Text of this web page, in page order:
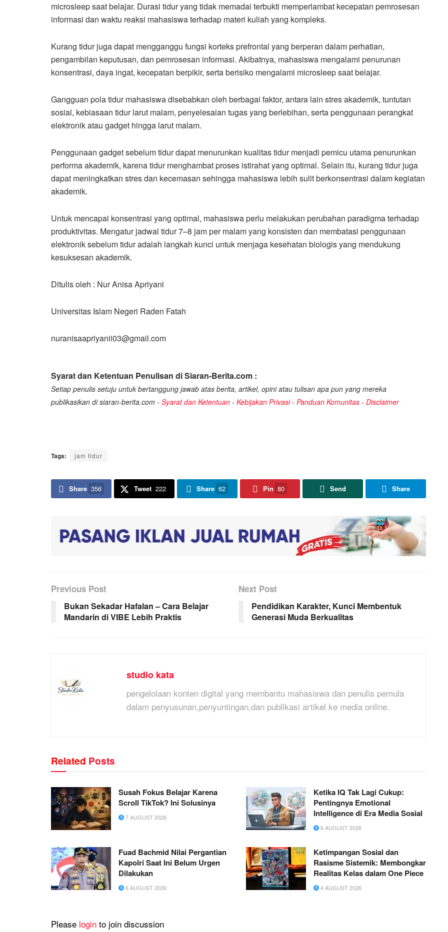
microsleep saat belajar. Durasi tidur yang tidak memadai terbukti memperlambat kecepatan pemrosesan
informasi dan waktu reaksi mahasiswa terhadap materi kuliah yang kompleks.
Kurang tidur juga dapat mengganggu fungsi korteks prefrontal yang berperan dalam perhatian,
pengambilan keputusan, dan pemrosesan informasi. Akibatnya, mahasiswa mengalami penurunan
konsentrasi, daya ingat, kecepatan berpikir, serta berisiko mengalami microsleep saat belajar.
Gangguan pola tidur mahasiswa disebabkan oleh berbagai faktor, antara lain stres akademik, tuntutan
sosial, kebiasaan tidur larut malam, penyelesaian tugas yang berlebihan, serta penggunaan perangkat
elektronik atau gadget hingga larut malam.
Penggunaan gadget sebelum tidur dapat menurunkan kualitas tidur menjadi pemicu utama penurunkan
performa akademik, karena tidur menghambat proses istirahat yang optimal. Selain itu, kurang tidur juga
dapat meningkatkan stres dan kecemasan sehingga mahasiswa lebih sulit berkonsentrasi dalam kegiatan
akademik.
Untuk mencapai konsentrasi yang optimal, mahasiswa perlu melakukan perubahan paradigma terhadap
produktivitas. Mengatur jadwal tidur 7–8 jam per malam yang konsisten dan membatasi penggunaan
elektronik sebelum tidur adalah langkah kunci untuk menjaga kesehatan biologis yang mendukung
kesuksesan akademik.
Ditulis oleh : Nur Anisa Apriyani
Universitas Islam Negeri Raden Fatah
nuranisaapriyanii03@gmail.com
Syarat dan Ketentuan Penulisan di Siaran-Berita.com :
Setiap penulis setuju untuk bertanggung jawab atas berita, artikel, opini atau tulisan apa pun yang mereka
publikasikan di siaran-berita.com - Syarat dan Ketentuan - Kebijakan Privasi- Panduan Komunitas - Disclaimer
Tags: jam tidur
Share 356 Tweet 222 Share 62 Pin 80 Send Share
Previous Post
Bukan Sekadar Hafalan – Cara Belajar
Mandarin di VIBE Lebih Praktis
Next Post
Pendidikan Karakter, Kunci Membentuk
Generasi Muda Berkualitas
studio kata
pengelolaan konten digital yang membantu mahasiswa dan penulis pemula
dalam penyusunan,penyuntingan,dan publikasi artikel ke media online.
Related Posts
Susah Fokus Belajar Karena
Scroll TikTok? Ini Solusinya
7 AUGUST 2026
Ketika IQ Tak Lagi Cukup:
Pentingnya Emotional
Intelligence di Era Media Sosial
6 AUGUST 2026
Fuad Bachmid Nilai Pergantian
Kapolri Saat Ini Belum Urgen
Dilakukan
6 AUGUST 2026
Ketimpangan Sosial dan
Rasisme Sistemik: Membongkar
Realitas Kelas dalam One Piece
4 AUGUST 2026
Please login to join discussion